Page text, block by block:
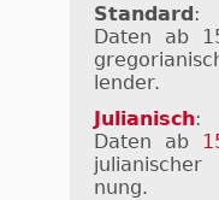
Standard :
Daten ab
len­der.
Julianisch:
Daten ab
nung.